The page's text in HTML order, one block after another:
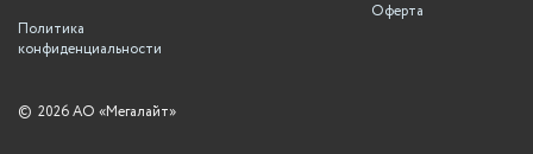
Оферта
Политика
конфиденциальности
© 2026 АО «Мегалайт»